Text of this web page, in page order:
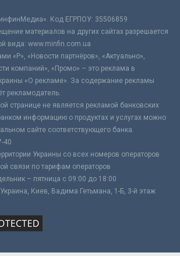
Код ЕГРПОУ: 35506859
материалов на других сайтах разрешается
вида: www.minfin.com.ua
«Р», «Новости партнёров», «Актуально»,
компаний», «Промо» – это реклама в
«О рекламе». За содержание рекламы
рекламодатель.
странице не является рекламой банковских
информацию о продуктах и услугах можно
сайте соответствующего банка.
40
Украины со всех номеров операторов
связи по тарифам операторов
– пятница с 09:00 до 18:00
Киев, Вадима Гетьмана, 1-Б, 3-й этаж